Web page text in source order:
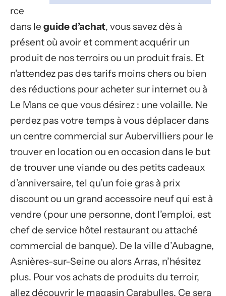
rce
dans le guide d’achat, vous savez dès à
présent où avoir et comment acquérir un
produit de nos terroirs ou un produit frais. Et
n’attendez pas des tarifs moins chers ou bien
des réductions pour acheter sur internet ou à
Le Mans ce que vous désirez : une volaille. Ne
perdez pas votre temps à vous déplacer dans
un centre commercial sur Aubervilliers pour le
trouver en location ou en occasion dans le but
de trouver une viande ou des petits cadeaux
d’anniversaire, tel qu’un foie gras à prix
discount ou un grand accessoire neuf qui est à
vendre (pour une personne, dont l’emploi, est
chef de service hôtel restaurant ou attaché
commercial de banque). De la ville d’Aubagne,
Asnières-sur-Seine ou alors Arras, n’hésitez
plus. Pour vos achats de produits du terroir,
allez découvrir le magasin Carabulles. Ce sera